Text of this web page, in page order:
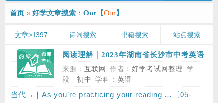
首页 » 好学文章搜索：Our【Our】
文章>1397 诗词搜索 书籍搜索 站点搜索
阅读理解｜2023年湖南省长沙市中考英语
真题试卷，第二部分 阅读，第二节
来源： 互联网 作者： 好学考试网整理
学
段： 初中 学科： 英语
当代→｜As you’re practicing your reading,…〔05-